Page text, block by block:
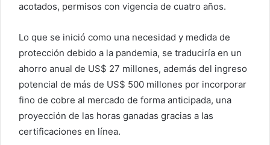
acotados, permisos con vigencia de cuatro años.
Lo que se inició como una necesidad y medida de
protección debido a la pandemia, se traduciría en un
ahorro anual de US$ 27 millones, además del ingreso
potencial de más de US$ 500 millones por incorporar
fino de cobre al mercado de forma anticipada, una
proyección de las horas ganadas gracias a las
certificaciones en línea.